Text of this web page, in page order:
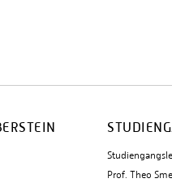
Prof. Theo